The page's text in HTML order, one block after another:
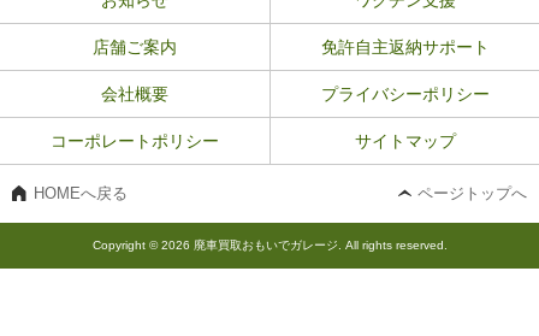
店舗ご案内 免許自主返納サポート
会社概要 プライバシーポリシー
コーポレートポリシー サイトマップ
HOMEへ戻る ページトップへ
Copyright © 2026 廃車買取おもいでガレージ. All rights reserved.